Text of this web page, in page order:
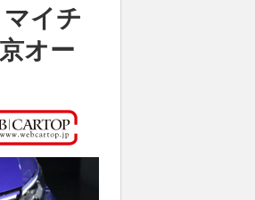
イチ
オー